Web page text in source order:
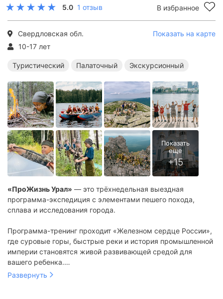
5.0 1 отзыв В избранное
Свердловская обл.
Показать на карте
10-17 лет
Туристический Палаточный Экскурсионный
«ПроЖизнь Урал» — это трёхнедельная выездная
программа-экспедиция с элементами пешего похода,
сплава и исследования города.
Программа-тренинг проходит «Железном сердце России»,
где суровые горы, быстрые реки и история промышленной
империи становятся живой развивающей средой для
вашего ребенка.
Развернуть